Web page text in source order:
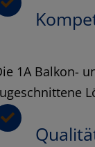
1A Balkon-